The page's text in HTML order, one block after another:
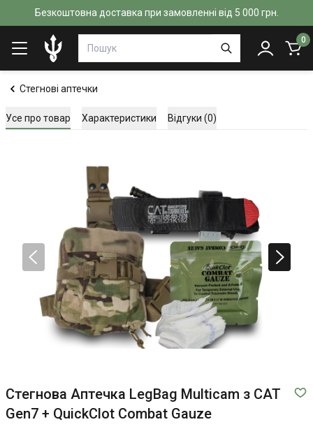
Безкоштовна доставка при замовленні від 5 000 грн.
0
Стегнові аптечки
Усе про товар Характеристики Відгуки (0)
Стегнова Аптечка LegBag Multicam з CAT
Gen7 + QuickClot Combat Gauze